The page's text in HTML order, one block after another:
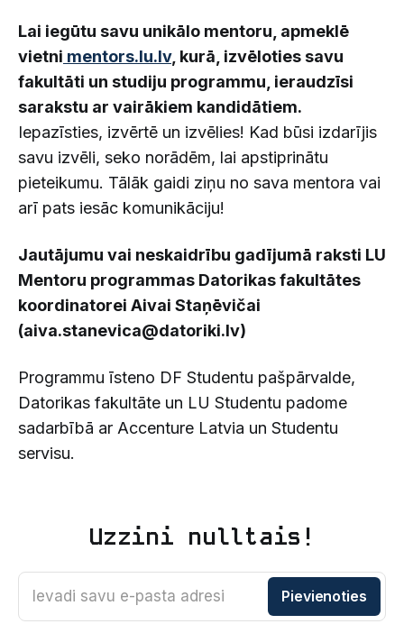
Lai iegūtu savu unikālo mentoru, apmeklē
vietni mentors.lu.lv, kurā, izvēloties savu
fakultāti un studiju programmu, ieraudzīsi
sarakstu ar vairākiem kandidātiem.
Iepazīsties, izvērtē un izvēlies! Kad būsi izdarījis
savu izvēli, seko norādēm, lai apstiprinātu
pieteikumu. Tālāk gaidi ziņu no sava mentora vai
arī pats iesāc komunikāciju!
Jautājumu vai neskaidrību gadījumā raksti LU
Mentoru programmas Datorikas fakultātes
koordinatorei Aivai Staņēvičai
(aiva.stanevica@datoriki.lv)
Programmu īsteno DF Studentu pašpārvalde,
Datorikas fakultāte un LU Studentu padome
sadarbībā ar Accenture Latvia un Studentu
servisu.
Uzzini nulltais!
Ievadi savu e-pasta adresi Pievienoties